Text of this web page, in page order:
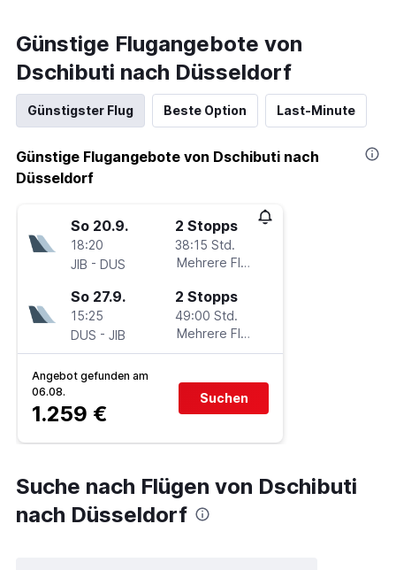
Günstige Flugangebote von
Dschibuti nach Düsseldorf
Günstigster Flug Beste Option Last-Minute
Günstige Flugangebote von Dschibuti nach
Düsseldorf
So 20.9.
18:20
JIB - DUS
2 Stopps
38:15 Std.
Mehrere Fluglinien
So 27.9.
15:25
DUS - JIB
2 Stopps
49:00 Std.
Mehrere Fluglinien
Angebot gefunden am
06.08.
1.259 €
Suchen
Suche nach Flügen von Dschibuti
nach Düsseldorf